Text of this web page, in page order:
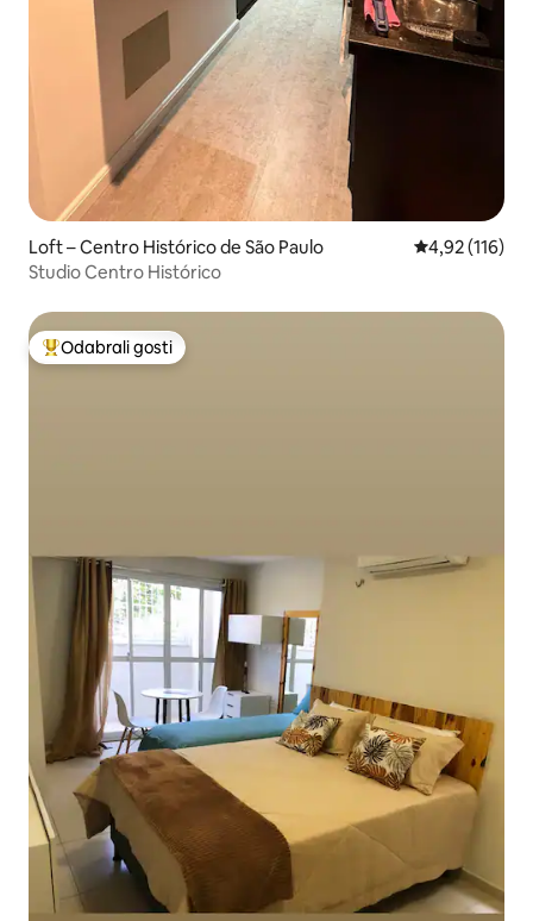
Loft – Centro Histórico de São Paulo Prosječna
4,92 (116)
Studio Centro Histórico
Među najviše rangiranima s oznakom „Odabrali gosti”
Odabrali gosti